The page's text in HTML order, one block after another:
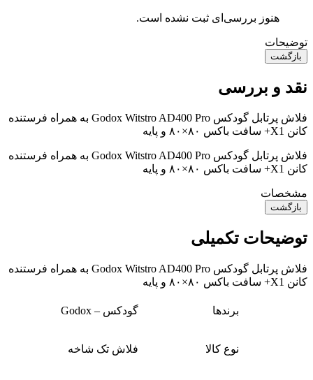
هنوز بررسی‌ای ثبت نشده است.
توضیحات
بازگشت
نقد و بررسی
فلاش پرتابل گودکس Godox Witstro AD400 Pro به همراه فرستنده
کانن X1+ سافت باکس ۸۰×۸۰ و پایه
فلاش پرتابل گودکس Godox Witstro AD400 Pro به همراه فرستنده
کانن X1+ سافت باکس ۸۰×۸۰ و پایه
مشخصات
بازگشت
توضیحات تکمیلی
فلاش پرتابل گودکس Godox Witstro AD400 Pro به همراه فرستنده
کانن X1+ سافت باکس ۸۰×۸۰ و پایه
برندها گودکس – Godox
نوع کالا فلاش‌ تک شاخه